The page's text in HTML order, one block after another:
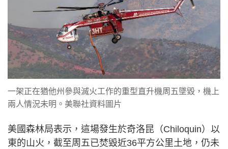
一架正在猶他州參與滅火工作的重型直升機周五墜毀，機上
兩人情況未明。美聯社資料圖片
美國森林局表示，這場發生於奇洛昆（Chiloquin）以
東的山火，截至周五已焚毀近36平方公里土地，仍未